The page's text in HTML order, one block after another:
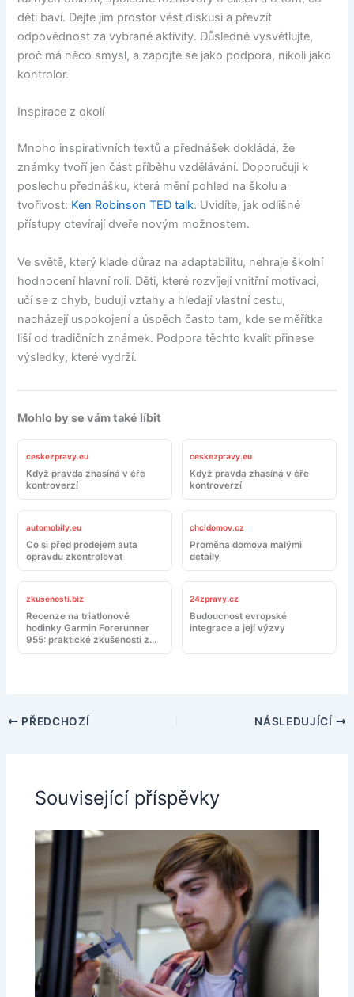
děti baví. Dejte jim prostor vést diskusi a převzít
odpovědnost za vybrané aktivity. Důsledně vysvětlujte,
proč má něco smysl, a zapojte se jako podpora, nikoli jako
kontrolor.
Inspirace z okolí
Mnoho inspirativních textů a přednášek dokládá, že
známky tvoří jen část příběhu vzdělávání. Doporučuji k
poslechu přednášku, která mění pohled na školu a
tvořivost: Ken Robinson TED talk. Uvidíte, jak odlišné
přístupy otevírají dveře novým možnostem.
Ve světě, který klade důraz na adaptabilitu, nehraje školní
hodnocení hlavní roli. Děti, které rozvíjejí vnitřní motivaci,
učí se z chyb, budují vztahy a hledají vlastní cestu,
nacházejí uspokojení a úspěch často tam, kde se měřítka
liší od tradičních známek. Podpora těchto kvalit přinese
výsledky, které vydrží.
Mohlo by se vám také líbit
ceskezpravy.eu
Když pravda zhasíná v éře
kontroverzí
ceskezpravy.eu
Když pravda zhasíná v éře
kontroverzí
automobily.eu
Co si před prodejem auta
opravdu zkontrolovat
chcidomov.cz
Proměna domova malými
detaily
zkusenosti.biz
Recenze na triatlonové
hodinky Garmin Forerunner
955: praktické zkušenosti z
tréninku a závodů
24zpravy.cz
Budoucnost evropské
integrace a její výzvy
PŘEDCHOZÍ NÁSLEDUJÍCÍ
Související příspěvky